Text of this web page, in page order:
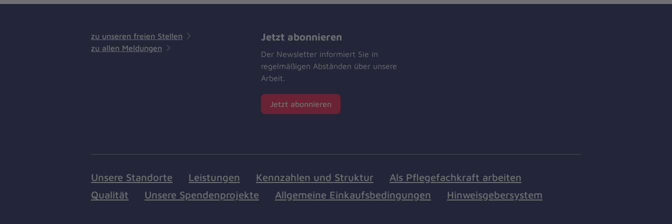
zu unseren freien Stellen
zu allen Meldungen
Jetzt abonnieren
Der Newsletter informiert Sie in
regelmäßigen Abständen über unsere
Arbeit.
Jetzt abonnieren
Unsere Standorte Leistungen Kennzahlen und Struktur
Als Pflegefachkraft arbeiten
Qualität
Unsere Spendenprojekte Allgemeine Einkaufsbedingungen Hinweisgebersystem